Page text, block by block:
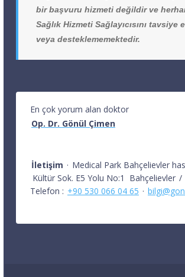
bir başvuru hizmeti değildir ve
Sağlık Hizmeti Sağlayıcısını tavsiye
veya desteklememektedir.
En çok yorum alan doktor
Op. Dr. Gönül Çimen
İletişim · Medical Park Bahçelievler
Kültür Sok. E5 Yolu No:1
Bahçelievler /
Telefon : +90 530 066 04 65 ·